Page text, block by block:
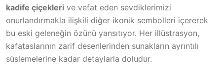
kadife çiçekleri ve vefat eden sevdiklerimizi
onurlandırmakla ilişkili diğer ikonik sembolleri içererek
bu eski geleneğin özünü yansıtıyor. Her illüstrasyon,
kafataslarının zarif desenlerinden sunakların ayrıntılı
süslemelerine kadar detaylarla doludur.